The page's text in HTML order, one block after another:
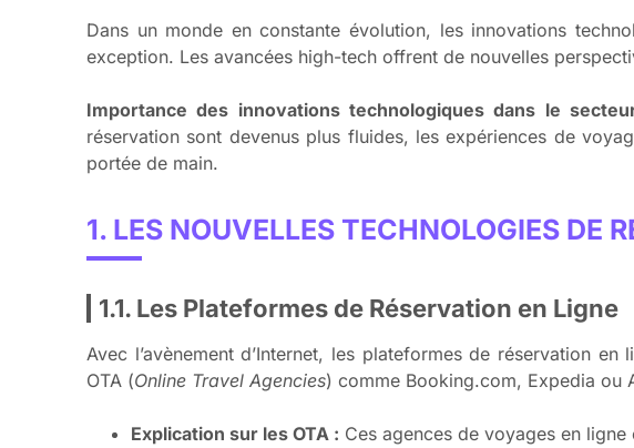
Dans un monde en constante évolution, les innovations
exception. Les avancées high-tech offrent de nouvelles
Importance des innovations technologiques dans le
réservation sont devenus plus fluides, les expériences de
portée de main.
1. LES NOUVELLES TECHNOLOGIES DE
1.1. Les Plateformes de Réservation en Ligne
Avec l’avènement d’Internet, les plateformes de réservation
OTA (Online Travel Agencies) comme Booking.com, Expedia ou
Explication sur les OTA : Ces agences de voyages en